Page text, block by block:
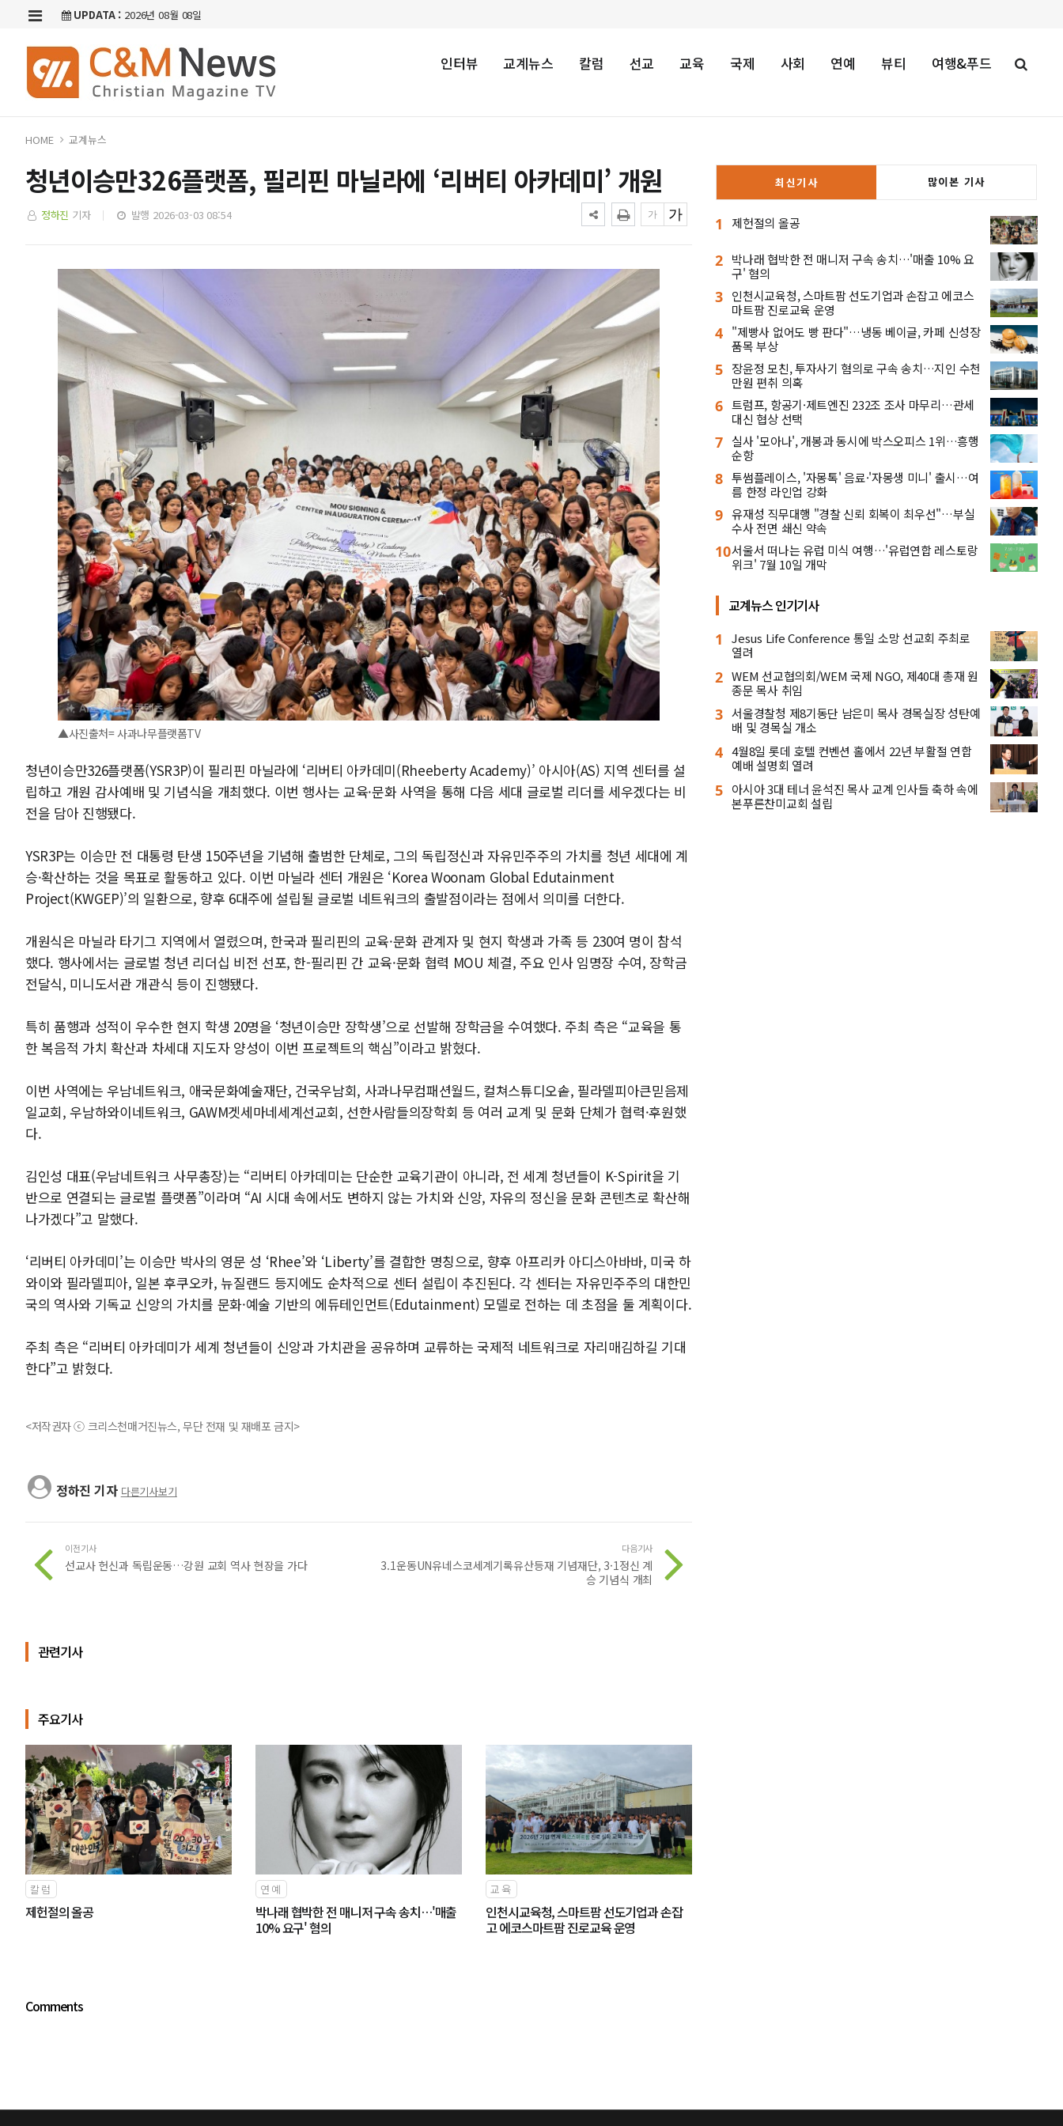
UPDATA : 2026년 08월 08일
인터뷰 교계뉴스 칼럼 선교 교육 국제 사회 연예 뷰티 여행&푸드
HOME 교계뉴스
청년이승만326플랫폼, 필리핀 마닐라에 ‘리버티 아카데미’ 개원
정하진 기자 발행 2026-03-03 08:54
▲사진출처= 사과나무플랫폼TV
청년이승만326플랫폼(YSR3P)이 필리핀 마닐라에 ‘리버티 아카데미(Rheeberty Academy)’ 아시아(AS) 지역 센터를 설
립하고 개원 감사예배 및 기념식을 개최했다. 이번 행사는 교육·문화 사역을 통해 다음 세대 글로벌 리더를 세우겠다는 비
전을 담아 진행됐다.
YSR3P는 이승만 전 대통령 탄생 150주년을 기념해 출범한 단체로, 그의 독립정신과 자유민주주의 가치를 청년 세대에 계
승·확산하는 것을 목표로 활동하고 있다. 이번 마닐라 센터 개원은 ‘Korea Woonam Global Edutainment
Project(KWGEP)’의 일환으로, 향후 6대주에 설립될 글로벌 네트워크의 출발점이라는 점에서 의미를 더한다.
개원식은 마닐라 타기그 지역에서 열렸으며, 한국과 필리핀의 교육·문화 관계자 및 현지 학생과 가족 등 230여 명이 참석
했다. 행사에서는 글로벌 청년 리더십 비전 선포, 한-필리핀 간 교육·문화 협력 MOU 체결, 주요 인사 임명장 수여, 장학금
전달식, 미니도서관 개관식 등이 진행됐다.
특히 품행과 성적이 우수한 현지 학생 20명을 ‘청년이승만 장학생’으로 선발해 장학금을 수여했다. 주최 측은 “교육을 통
한 복음적 가치 확산과 차세대 지도자 양성이 이번 프로젝트의 핵심”이라고 밝혔다.
이번 사역에는 우남네트워크, 애국문화예술재단, 건국우남회, 사과나무컴패션월드, 컬쳐스튜디오솥, 필라델피아큰믿음제
일교회, 우남하와이네트워크, GAWM겟세마네세계선교회, 선한사람들의장학회 등 여러 교계 및 문화 단체가 협력·후원했
다.
김인성 대표(우남네트워크 사무총장)는 “리버티 아카데미는 단순한 교육기관이 아니라, 전 세계 청년들이 K-Spirit을 기
반으로 연결되는 글로벌 플랫폼”이라며 “AI 시대 속에서도 변하지 않는 가치와 신앙, 자유의 정신을 문화 콘텐츠로 확산해
나가겠다”고 말했다.
‘리버티 아카데미’는 이승만 박사의 영문 성 ‘Rhee’와 ‘Liberty’를 결합한 명칭으로, 향후 아프리카 아디스아바바, 미국 하
와이와 필라델피아, 일본 후쿠오카, 뉴질랜드 등지에도 순차적으로 센터 설립이 추진된다. 각 센터는 자유민주주의 대한민
국의 역사와 기독교 신앙의 가치를 문화·예술 기반의 에듀테인먼트(Edutainment) 모델로 전하는 데 초점을 둘 계획이다.
주최 측은 “리버티 아카데미가 세계 청년들이 신앙과 가치관을 공유하며 교류하는 국제적 네트워크로 자리매김하길 기대
한다”고 밝혔다.
<저작권자 ⓒ 크리스천매거진뉴스, 무단 전재 및 재배포 금지>
정하진 기자 다른기사보기
이전기사
선교사 헌신과 독립운동…강원 교회 역사 현장을 가다
다음기사
3.1운동UN유네스코세계기록유산등재 기념재단, 3·1정신 계
승 기념식 개최
관련기사
주요기사
칼럼
제헌절의 올공
연예
박나래 협박한 전 매니저 구속 송치…'매출
10% 요구' 혐의
교육
인천시교육청, 스마트팜 선도기업과 손잡
고 에코스마트팜 진로교육 운영
Comments
최신기사 많이본 기사
1 제헌절의 올공
2 박나래 협박한 전 매니저 구속 송치…'매출 10% 요
구' 혐의
3 인천시교육청, 스마트팜 선도기업과 손잡고 에코스
마트팜 진로교육 운영
4 "제빵사 없어도 빵 판다"…냉동 베이글, 카페 신성장
품목 부상
5 장윤정 모친, 투자사기 혐의로 구속 송치…지인 수천
만원 편취 의혹
6 트럼프, 항공기·제트엔진 232조 조사 마무리…관세
대신 협상 선택
7 실사 '모아나', 개봉과 동시에 박스오피스 1위…흥행
순항
8 투썸플레이스, '자몽톡' 음료·'자몽생 미니' 출시…여
름 한정 라인업 강화
9 유재성 직무대행 "경찰 신뢰 회복이 최우선"…부실
수사 전면 쇄신 약속
10서울서 떠나는 유럽 미식 여행…'유럽연합 레스토랑
위크' 7월 10일 개막
교계뉴스 인기기사
1
Jesus Life Conference 통일 소망 선교회 주최로
열려
2 WEM 선교협의회/WEM 국제 NGO, 제40대 총재 원
종문 목사 취임
3 서울경찰청 제8기동단 남은미 목사 경목실장 성탄예
배 및 경목실 개소
4 4월8일 롯데 호텔 컨벤션 홀에서 22년 부활절 연합
예배 설명회 열려
5 아시아 3대 테너 윤석진 목사 교계 인사들 축하 속에
본푸른찬미교회 설립